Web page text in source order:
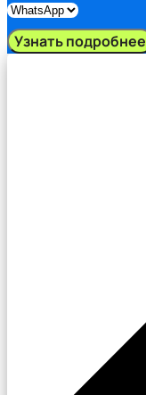
Узнать подробнее